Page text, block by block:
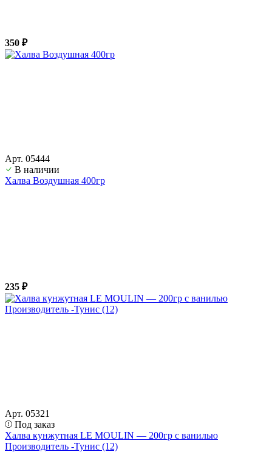
350 ₽
Арт. 05444
В наличии
Халва Воздушная 400гр
235 ₽
Арт. 05321
Под заказ
Халва кунжутная LE MOULIN — 200гр с ванилью
Производитель -Тунис (12)